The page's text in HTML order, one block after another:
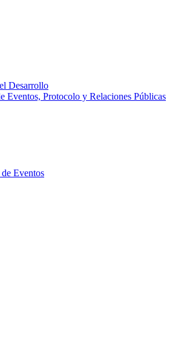
Desarrollo
Eventos, Protocolo y Relaciones Públicas
Eventos